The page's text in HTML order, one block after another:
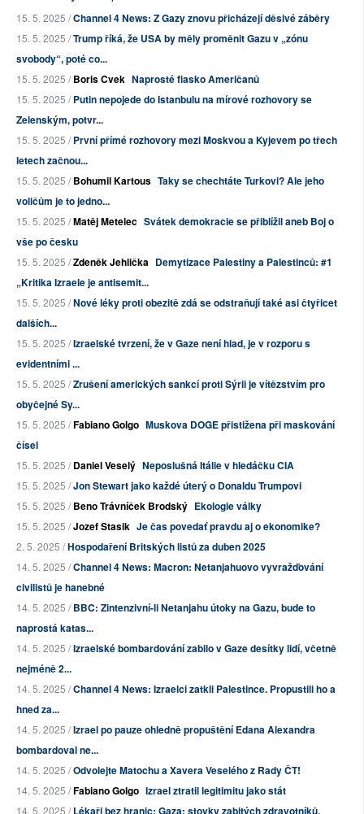
15. 5. 2025 /Channel 4 News: Z Gazy znovu přicházejí děsivé záběry
15. 5. 2025 /Trump říká, že USA by měly proměnit Gazu v „zónu
svobody“, poté co...
15. 5. 2025 /Boris Cvek Naprosté fiasko Američanů
15. 5. 2025 /Putin nepojede do Istanbulu na mírové rozhovory se
Zelenským, potvr...
15. 5. 2025 /První přímé rozhovory mezi Moskvou a Kyjevem po třech
letech začnou...
15. 5. 2025 /Bohumil Kartous Taky se chechtáte Turkovi? Ale jeho
voličům je to jedno...
15. 5. 2025 /Matěj Metelec Svátek demokracie se přiblížil aneb Boj o
vše po česku
15. 5. 2025 /Zdeněk Jehlička Demytizace Palestiny a Palestinců: #1
„Kritika Izraele je antisemit...
15. 5. 2025 /Nové léky proti obezitě zdá se odstraňují také asi čtyřicet
dalších...
15. 5. 2025 /Izraelské tvrzení, že v Gaze není hlad, je v rozporu s
evidentními ...
15. 5. 2025 /Zrušení amerických sankcí proti Sýrii je vítězstvím pro
obyčejné Sy...
15. 5. 2025 /Fabiano Golgo Muskova DOGE přistižena při maskování
čísel
15. 5. 2025 /Daniel Veselý Neposlušná Itálie v hledáčku CIA
15. 5. 2025 /Jon Stewart jako každé úterý o Donaldu Trumpovi
15. 5. 2025 /Beno Trávníček Brodský Ekologie války
15. 5. 2025 /Jozef Stasik Je čas povedať pravdu aj o ekonomike?
2. 5. 2025 /Hospodaření Britských listů za duben 2025
14. 5. 2025 /Channel 4 News: Macron: Netanjahuovo vyvražďování
civilistů je hanebné
14. 5. 2025 /BBC: Zintenzivní-li Netanjahu útoky na Gazu, bude to
naprostá katas...
14. 5. 2025 /Izraelské bombardování zabilo v Gaze desítky lidí, včetně
nejméně 2...
14. 5. 2025 /Channel 4 News: Izraelci zatkli Palestince. Propustili ho a
hned za...
14. 5. 2025 /Izrael po pauze ohledně propuštění Edana Alexandra
bombardoval ne...
14. 5. 2025 /Odvolejte Matochu a Xavera Veselého z Rady ČT!
14. 5. 2025 /Fabiano Golgo Izrael ztratil legitimitu jako stát
14. 5. 2025 /Lékaři bez hranic: Gaza: stovky zabitých zdravotníků,